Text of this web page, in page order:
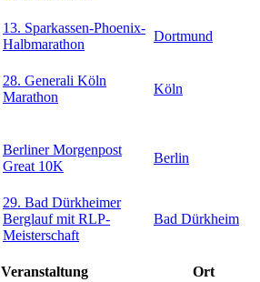
13. Sparkassen-Phoenix-
Halbmarathon
Dortmund
28. Generali Köln
Marathon
Köln
Berliner Morgenpost
Great 10K
Berlin
29. Bad Dürkheimer
Berglauf mit RLP-
Meisterschaft
Bad Dürkheim
Veranstaltung
Ort